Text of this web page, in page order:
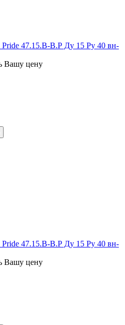
47.15.B-B.Р Ду 15 Ру 40 вн-
Вашу цену
47.15.B-B.Р Ду 15 Ру 40 вн-
Вашу цену